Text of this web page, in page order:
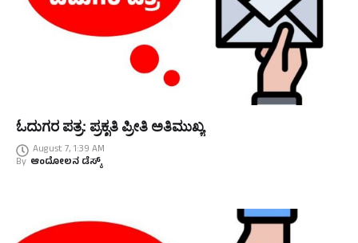
ಓದುಗರ ಪತ್ರ: ಪ್ರಕೃತಿ ಪ್ರೀತಿ ಅತಿಮುಖ್ಯ
August 7, 1:39 AM
By ಆಂದೋಲನ ಡೆಸ್ಕ್